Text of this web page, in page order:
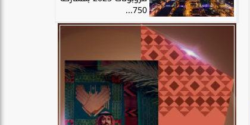
750...